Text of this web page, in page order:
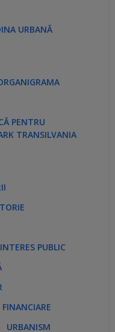
URBANĂ
PENTRU
TRANSILVANIA
PUBLIC
URBANISM